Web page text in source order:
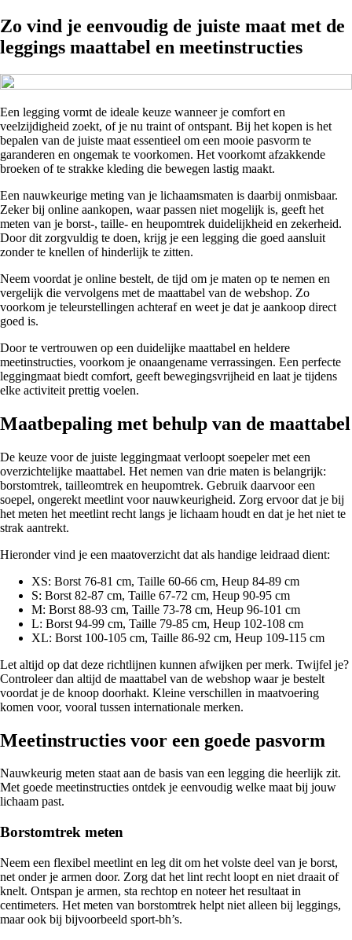
Zo vind je eenvoudig de juiste maat met de
leggings maattabel en meetinstructies
Een legging vormt de ideale keuze wanneer je comfort en
veelzijdigheid zoekt, of je nu traint of ontspant. Bij het kopen is het
bepalen van de juiste maat essentieel om een mooie pasvorm te
garanderen en ongemak te voorkomen. Het voorkomt afzakkende
broeken of te strakke kleding die bewegen lastig maakt.
Een nauwkeurige meting van je lichaamsmaten is daarbij onmisbaar.
Zeker bij online aankopen, waar passen niet mogelijk is, geeft het
meten van je borst-, taille- en heupomtrek duidelijkheid en zekerheid.
Door dit zorgvuldig te doen, krijg je een legging die goed aansluit
zonder te knellen of hinderlijk te zitten.
Neem voordat je online bestelt, de tijd om je maten op te nemen en
vergelijk die vervolgens met de maattabel van de webshop. Zo
voorkom je teleurstellingen achteraf en weet je dat je aankoop direct
goed is.
Door te vertrouwen op een duidelijke maattabel en heldere
meetinstructies, voorkom je onaangename verrassingen. Een perfecte
leggingmaat biedt comfort, geeft bewegingsvrijheid en laat je tijdens
elke activiteit prettig voelen.
Maatbepaling met behulp van de maattabel
De keuze voor de juiste leggingmaat verloopt soepeler met een
overzichtelijke maattabel. Het nemen van drie maten is belangrijk:
borstomtrek, tailleomtrek en heupomtrek. Gebruik daarvoor een
soepel, ongerekt meetlint voor nauwkeurigheid. Zorg ervoor dat je bij
het meten het meetlint recht langs je lichaam houdt en dat je het niet te
strak aantrekt.
Hieronder vind je een maatoverzicht dat als handige leidraad dient:
XS: Borst 76-81 cm, Taille 60-66 cm, Heup 84-89 cm
S: Borst 82-87 cm, Taille 67-72 cm, Heup 90-95 cm
M: Borst 88-93 cm, Taille 73-78 cm, Heup 96-101 cm
L: Borst 94-99 cm, Taille 79-85 cm, Heup 102-108 cm
XL: Borst 100-105 cm, Taille 86-92 cm, Heup 109-115 cm
Let altijd op dat deze richtlijnen kunnen afwijken per merk. Twijfel je?
Controleer dan altijd de maattabel van de webshop waar je bestelt
voordat je de knoop doorhakt. Kleine verschillen in maatvoering
komen voor, vooral tussen internationale merken.
Meetinstructies voor een goede pasvorm
Nauwkeurig meten staat aan de basis van een legging die heerlijk zit.
Met goede meetinstructies ontdek je eenvoudig welke maat bij jouw
lichaam past.
Borstomtrek meten
Neem een flexibel meetlint en leg dit om het volste deel van je borst,
net onder je armen door. Zorg dat het lint recht loopt en niet draait of
knelt. Ontspan je armen, sta rechtop en noteer het resultaat in
centimeters. Het meten van borstomtrek helpt niet alleen bij leggings,
maar ook bij bijvoorbeeld sport-bh’s.